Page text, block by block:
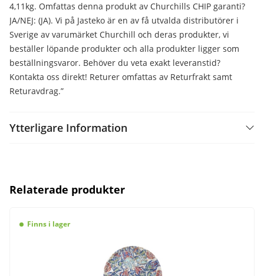
4,11kg. Omfattas denna produkt av Churchills CHIP garanti?
JA/NEJ: (JA). Vi på Jasteko är en av få utvalda distributörer i
Sverige av varumärket Churchill och deras produkter, vi
beställer löpande produkter och alla produkter ligger som
beställningsvaror. Behöver du veta exakt leveranstid?
Kontakta oss direkt! Returer omfattas av Returfrakt samt
Returavdrag.”
Ytterligare Information
Relaterade produkter
Finns i lager